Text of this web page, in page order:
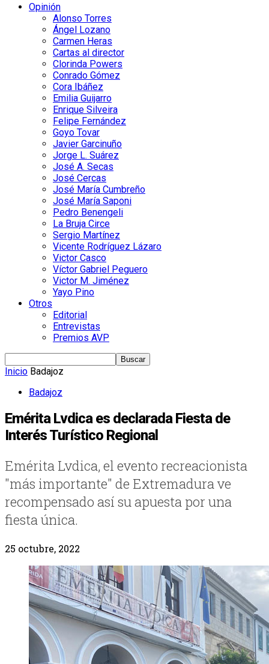
Opinión
Alonso Torres
Ángel Lozano
Carmen Heras
Cartas al director
Clorinda Powers
Conrado Gómez
Cora Ibáñez
Emilia Guijarro
Enrique Silveira
Felipe Fernández
Goyo Tovar
Javier Garcinuño
Jorge L. Suárez
José A. Secas
José Cercas
José María Cumbreño
José María Saponi
Pedro Benengeli
La Bruja Circe
Sergio Martínez
Vicente Rodríguez Lázaro
Victor Casco
Víctor Gabriel Peguero
Victor M. Jiménez
Yayo Pino
Otros
Editorial
Entrevistas
Premios AVP
Inicio Badajoz
Badajoz
Emérita Lvdica es declarada Fiesta de
Interés Turístico Regional
Emérita Lvdica, el evento recreacionista
"más importante" de Extremadura ve
recompensado así su apuesta por una
fiesta única.
25 octubre, 2022